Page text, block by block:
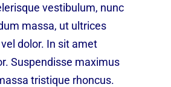
vestibulum, nunc
massa, ut ultrices
dolor. In sit amet
Suspendisse maximus
tristique rhoncus.